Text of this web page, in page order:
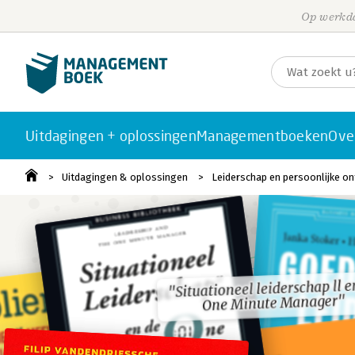
Op
Uitdagingen + oplossingenManagementboeken
Uitdagingen & oplossingen Leiderschap en persoonlijke
"Situationeel leiderschap ll
One Minute Manager"
"Situationeel leiderschap ll
One Minute Manager"